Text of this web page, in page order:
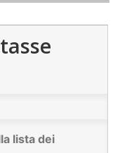
tasse
lista dei